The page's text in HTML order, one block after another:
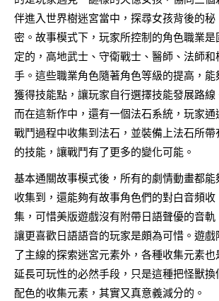
伴進入世界樹迷宮當中，探尋女孩背後的秘
密。故事模式下，玩家所控制的角色職業是
定的，高地武士、守衛戰士、醫師、法師和
手。這些職業角色隨著角色等級的提高，能
獲得技能點，讓玩家自行選擇技能發展路線
而在這新作中，還有一個法石系統，玩家通
戰鬥過程中收集到法石，並裝備上法石所帶
的技能，讓戰鬥有了更多的變化可能。
基本通關故事模式後，所有的劇情動畫都能
收集到，還能夠有故事角色們的對白音頻收
集，可惜美版遊戲沒有附帶日語聲優的音軌
讓更喜歡日語語音的玩家是頗為可惜。遊戲
了主線的探索迷宮元素外，各種收集元素也
延長可玩性的必然手段，只是這種把怪獸換
配色的收集元素，其實又真意義減分的。